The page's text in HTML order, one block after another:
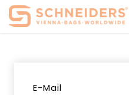
E-Mail